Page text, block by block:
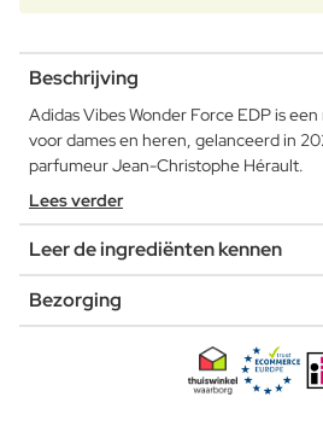
Beschrijving
Adidas Vibes Wonder Force EDP is
voor dames en heren, gelanceerd in
parfumeur Jean-Christophe Hérault.
Lees verder
Leer de ingrediënten kennen
Bezorging